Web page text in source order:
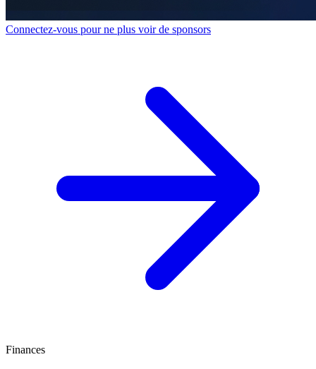
Connectez-vous pour ne plus voir de sponsors
Finances